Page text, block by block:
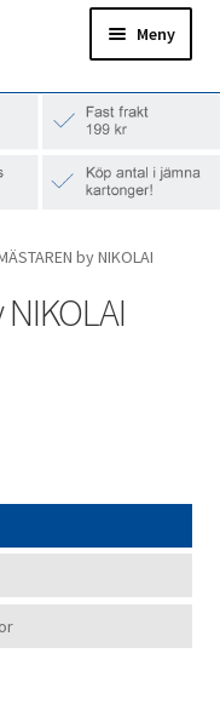
Meny
by NIKOLAI
NIKOLAI